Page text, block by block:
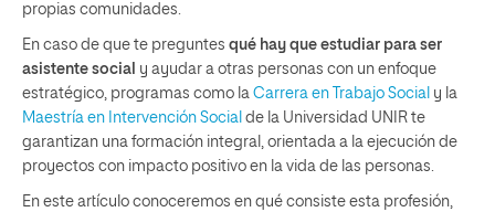
propias comunidades.
En caso de que te preguntes qué hay que estudiar para ser
asistente social y ayudar a otras personas con un enfoque
estratégico, programas como la Carrera en Trabajo Social y la
Maestría en Intervención Social de la Universidad UNIR te
garantizan una formación integral, orientada a la ejecución de
proyectos con impacto positivo en la vida de las personas.
En este artículo conoceremos en qué consiste esta profesión,